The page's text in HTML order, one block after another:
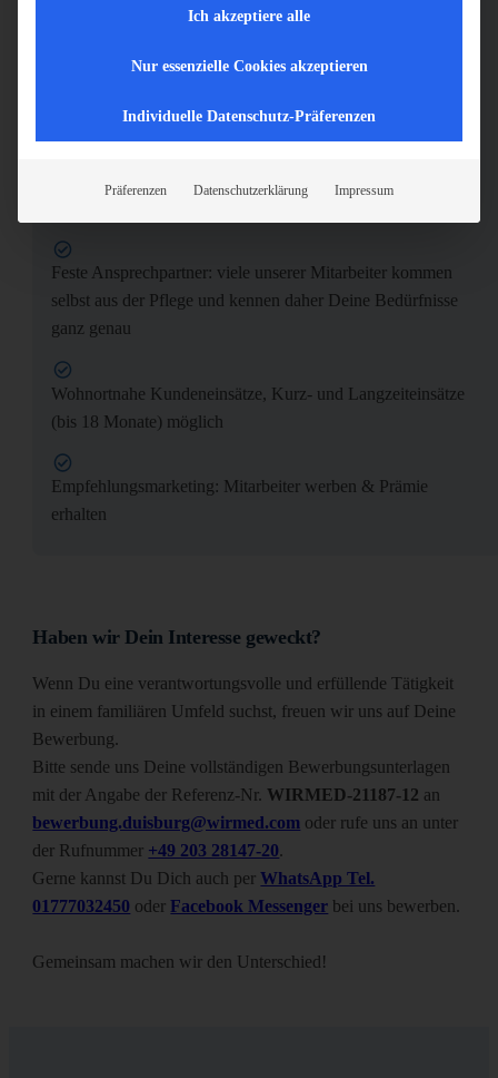
wir erstatten Dir die Fahrtkosten
Wunscheinbindung bei der Dienstplangestaltung
Urlaubs- und Weihnachtsgeld
Feste Ansprechpartner: viele unserer Mitarbeiter kommen
selbst aus der Pflege und kennen daher Deine Bedürfnisse
ganz genau
Wohnortnahe Kundeneinsätze, Kurz- und Langzeiteinsätze
(bis 18 Monate) möglich
Empfehlungsmarketing: Mitarbeiter werben & Prämie
erhalten
Haben wir Dein Interesse geweckt?
Wenn Du eine verantwortungsvolle und erfüllende Tätigkeit
in einem familiären Umfeld suchst, freuen wir uns auf Deine
Bewerbung.
Bitte sende uns Deine vollständigen Bewerbungsunterlagen
mit der Angabe der Referenz-Nr. WIRMED-21187-12 an
bewerbung.duisburg@wirmed.com oder rufe uns an unter
der Rufnummer +49 203 28147-20.
Gerne kannst Du Dich auch perWhatsApp Tel.
01777032450 oder Facebook Messenger bei uns bewerben.
Gemeinsam machen wir den Unterschied!
Ich akzeptiere alle
Nur essenzielle Cookies akzeptieren
Individuelle Datenschutz-Präferenzen
Präferenzen Datenschutzerklärung Impressum